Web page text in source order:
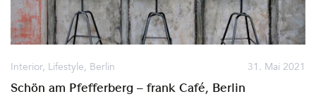
31. Mai 2021
Interior, Lifestyle, Berlin
Schön am Pfefferberg – frank Café, Berlin